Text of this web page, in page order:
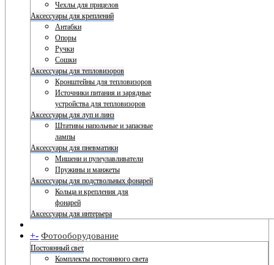
Чехлы для прицелов
Аксессуары для креплений
Антабки
Опоры
Ручки
Сошки
Аксессуары для тепловизоров
Кронштейны для тепловизоров
Источники питания и зарядные
устройства для тепловизоров
Аксессуары для луп и линз
Штативы напольные и запасные
лампы
Аксессуары для пневматики
Мишени и пулеулавливатели
Пружины и манжеты
Аксессуары для подствольных фонарей
Кольца и крепления для
фонарей
Аксессуары для интерьера
+- Фотооборудование
Постоянный свет
Комплекты постоянного света